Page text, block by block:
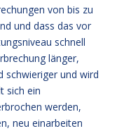
von bis zu
und dass das vor
schnell
länger,
schwieriger und wird
sich ein
werden,
neu einarbeiten